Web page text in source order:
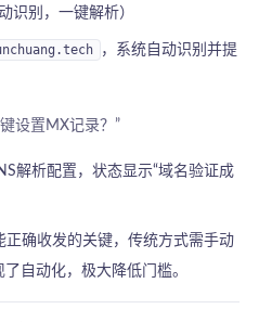
识别，一键解析）
，系统自动识别并提
设置MX记录？”
解析配置，状态显示“域名验证成
确收发的关键，传统方式需手动
自动化，极大降低门槛。